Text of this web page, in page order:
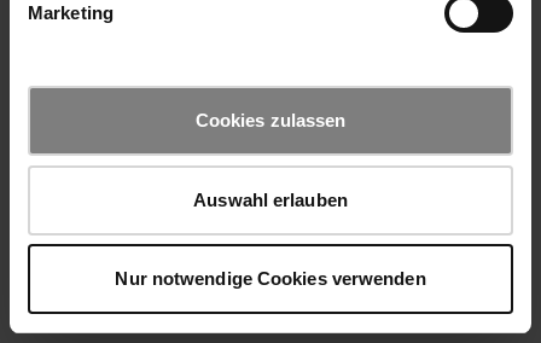
Marketing
Cookies zulassen
Auswahl erlauben
Nur notwendige Cookies verwenden